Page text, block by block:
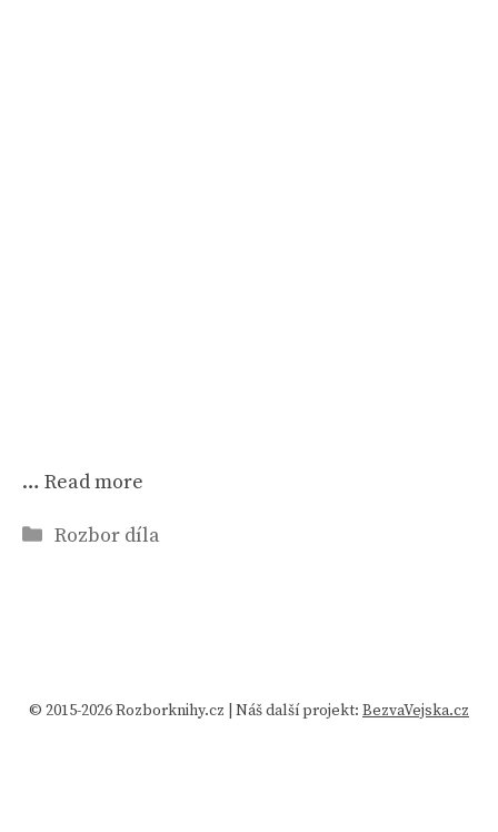
… Read more
Rubriky
Rozbor díla
© 2015-2026 Rozborknihy.cz | Náš další projekt: BezvaVejska.cz